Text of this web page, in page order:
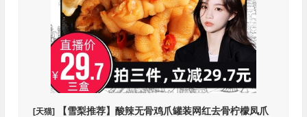
[天猫]【雪梨推荐】酸辣无骨鸡爪罐装网红去骨柠檬凤爪